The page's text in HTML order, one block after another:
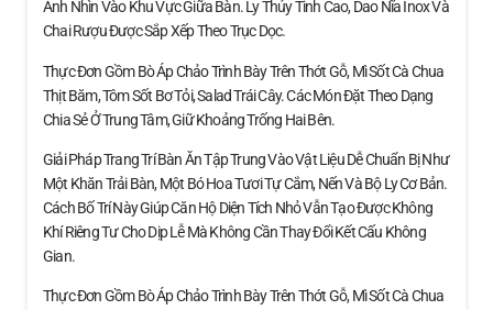
Ánh Nhìn Vào Khu Vực Giữa Bàn. Ly Thủy Tinh Cao, Dao Nĩa Inox Và
Chai Rượu Được Sắp Xếp Theo Trục Dọc.
Thực Đơn Gồm Bò Áp Chảo Trình Bày Trên Thớt Gỗ, Mì Sốt Cà Chua
Thịt Băm, Tôm Sốt Bơ Tỏi, Salad Trái Cây. Các Món Đặt Theo Dạng
Chia Sẻ Ở Trung Tâm, Giữ Khoảng Trống Hai Bên.
Giải Pháp Trang Trí Bàn Ăn Tập Trung Vào Vật Liệu Dễ Chuẩn Bị Như
Một Khăn Trải Bàn, Một Bó Hoa Tươi Tự Cắm, Nến Và Bộ Ly Cơ Bản.
Cách Bố Trí Này Giúp Căn Hộ Diện Tích Nhỏ Vẫn Tạo Được Không
Khí Riêng Tư Cho Dịp Lễ Mà Không Cần Thay Đổi Kết Cấu Không
Gian.
Thực Đơn Gồm Bò Áp Chảo Trình Bày Trên Thớt Gỗ, Mì Sốt Cà Chua